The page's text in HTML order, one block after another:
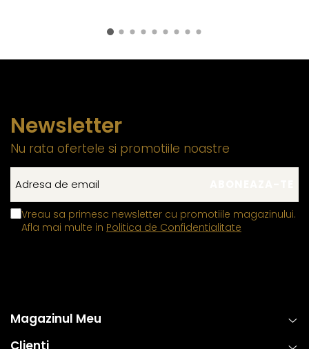
Newsletter
Nu rata ofertele si promotiile noastre
Vreau sa primesc newsletter cu promotiile magazinului.
Afla mai multe in Politica de Confidentialitate
Magazinul Meu
Clienti